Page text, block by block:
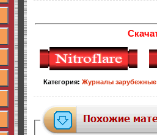
Категория: Журналы зарубежные